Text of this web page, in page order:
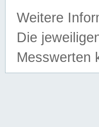
Weitere
Die
Messwerten